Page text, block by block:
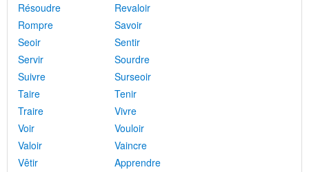
Résoudre
Revaloir
Rompre
Savoir
Seoir
Sentir
Servir
Sourdre
Suivre
Surseoir
Taire
Tenir
Traire
Vivre
Voir
Vouloir
Valoir
Vaincre
Vêtir
Apprendre